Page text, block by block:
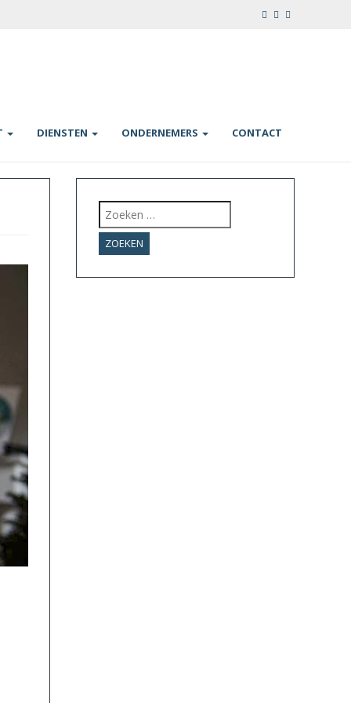
DIENSTEN ONDERNEMERS CONTACT
Zoeken
naar: